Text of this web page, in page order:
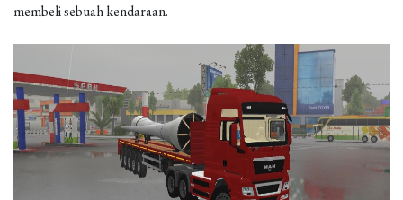
membeli sebuah kendaraan.